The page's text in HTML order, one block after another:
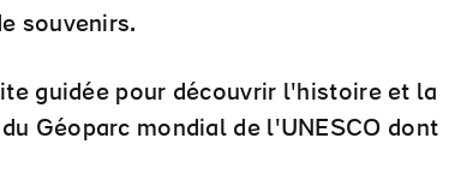
souvenirs.
guidée pour découvrir l'histoire et la
Géoparc mondial de l'UNESCO dont